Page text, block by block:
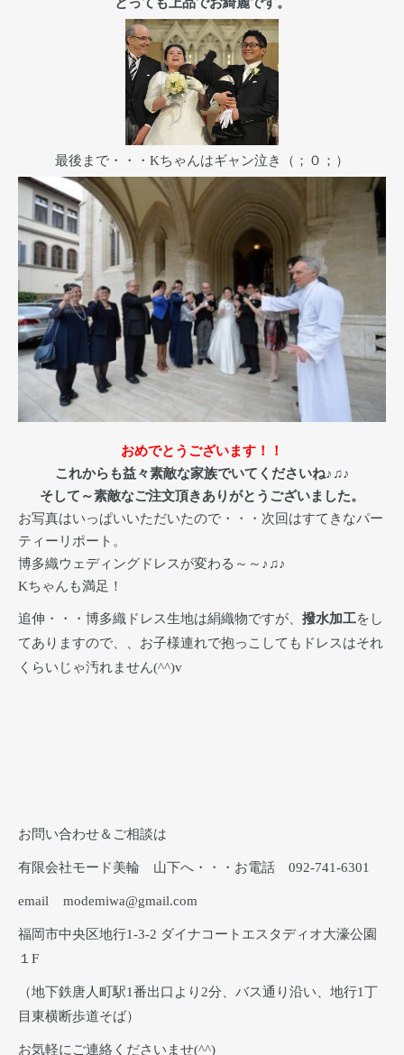
とっても上品でお綺麗です。
最後まで・・・Kちゃんはギャン泣き（；０；）
おめでとうございます！！
これからも益々素敵な家族でいてくださいね♪♫♪
そして～素敵なご注文頂きありがとうございました。
お写真はいっぱいいただいたので・・・次回はすてきなパー
ティーリポート。
博多織ウェディングドレスが変わる～～♪♫♪
Kちゃんも満足！
追伸・・・博多織ドレス生地は絹織物ですが、 撥水加工をし
てありますので、、お子様連れで抱っこしてもドレスはそれ
くらいじゃ汚れません(^^)v
お問い合わせ＆ご相談は
有限会社モード美輪 山下へ・・・お電話 092-741-6301
email modemiwa@gmail.com
福岡市中央区地行1-3-2 ダイナコートエスタディオ大濠公園
１F
（地下鉄唐人町駅1番出口より2分、バス通り沿い、地行1丁
目東横断歩道そば）
お気軽にご連絡くださいませ(^^)